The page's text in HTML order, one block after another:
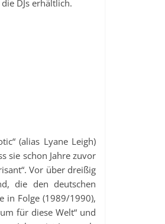
DJs erhältlich.
(alias Lyane Leigh)
sie schon Jahre zuvor
Vor über dreißig
die den deutschen
in Folge (1989/1990),
für diese Welt“ und